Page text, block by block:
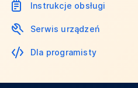
Instrukcje obsługi
Serwis urządzeń
Dla programisty